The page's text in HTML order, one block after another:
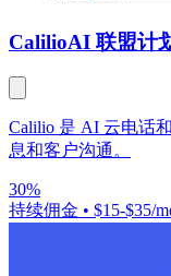
CalilioAI 联盟计
Calilio 是 AI 云电话
息和客户沟通。
30%
持续佣金 • $15-$35/